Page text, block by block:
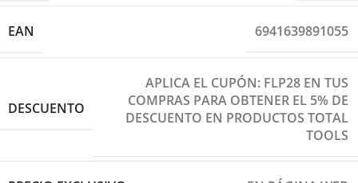
EAN 6941639891055
DESCUENTO
APLICA EL CUPÓN: FLP28 EN TUS
COMPRAS PARA OBTENER EL 5% DE
DESCUENTO EN PRODUCTOS TOTAL
TOOLS